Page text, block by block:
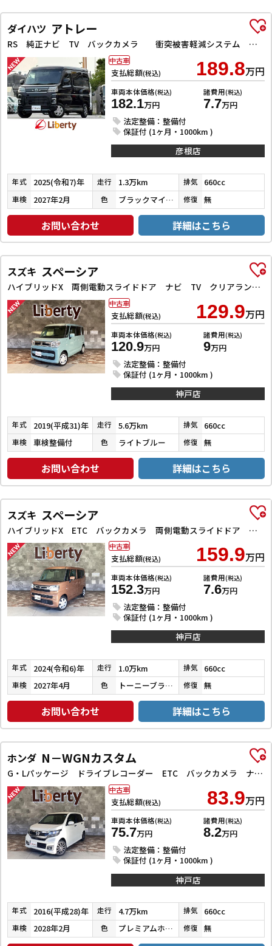
ダイハツ アトレー
RS 純正ナビ TV バックカメラ 衝突被害軽減システム クリアランスソナー オートクルーズコントロール 両側電動スライドドア スマートキー アイドリングストップ 電動格納ミラー オートライト
支払総額(税込) 189.8万円
車両本体価格(税込)
182.1万円
諸費用(税込)
7.7万円
法定整備：整備付
保証付 (1ヶ月・1000km )
中古車
彦根店
年式 2025(令和7)年 走行 1.3万km 排気 660cc
車検 2027年2月 色 ブラックマイカメタリック 修復 無
お問い合わせ 詳細はこちら
スズキ スペーシア
ハイブリッドX 両側電動スライドドア ナビ TV クリアランスソナー レーンアシスト 衝突被害軽減システム オートライト スマートキー アイドリングストップ 電動格納ミラー シートヒーター ベンチシート CVT
支払総額(税込) 129.9万円
車両本体価格(税込)
120.9万円
諸費用(税込)
9万円
法定整備：整備付
保証付 (1ヶ月・1000km )
中古車
神戸店
年式 2019(平成31)年 走行 5.6万km 排気 660cc
車検 車検整備付 色 ライトブルー 修復 無
お問い合わせ 詳細はこちら
スズキ スペーシア
ハイブリッドX ETC バックカメラ 両側電動スライドドア クリアランスソナー オートクルーズコントロール レーンアシスト オートライト スマートキー アイドリングストップ 電動格納ミラー シートヒーター
支払総額(税込) 159.9万円
車両本体価格(税込)
152.3万円
諸費用(税込)
7.6万円
法定整備：整備付
保証付 (1ヶ月・1000km )
中古車
神戸店
年式 2024(令和6)年 走行 1.0万km 排気 660cc
車検 2027年4月 色 トーニーブラウンメタリック 修復 無
お問い合わせ 詳細はこちら
ホンダ N－WGNカスタム
G・Lパッケージ ドライブレコーダー ETC バックカメラ ナビ TV オートクルーズコントロール 衝突被害軽減システム オートライト スマートキー アイドリングストップ 電動格納ミラー ベンチシート CVT ESC
支払総額(税込) 83.9万円
車両本体価格(税込)
75.7万円
諸費用(税込)
8.2万円
法定整備：整備付
保証付 (1ヶ月・1000km )
中古車
神戸店
年式 2016(平成28)年 走行 4.7万km 排気 660cc
車検 2028年2月 色 プレミアムホワイトパールⅡ 修復 無